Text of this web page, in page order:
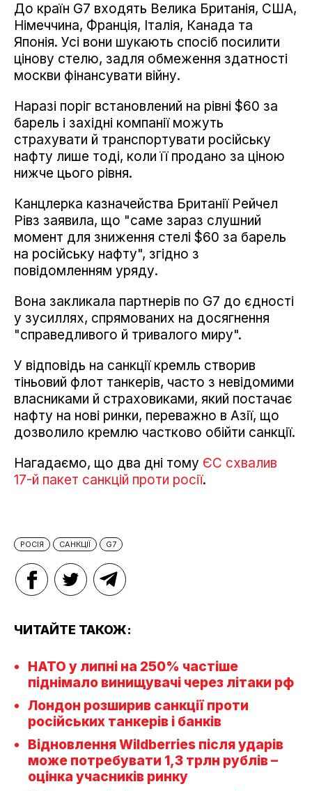
До країн G7 входять Велика Британія, США,
Німеччина, Франція, Італія, Канада та
Японія. Усі вони шукають спосіб посилити
цінову стелю, задля обмеження здатності
москви фінансувати війну.
Наразі поріг встановлений на рівні $60 за
барель і західні компанії можуть
страхувати й транспортувати російську
нафту лише тоді, коли її продано за ціною
нижче цього рівня.
Канцлерка казначейства Британії Рейчел
Рівз заявила, що "саме зараз слушний
момент для зниження стелі $60 за барель
на російську нафту", згідно з
повідомленням уряду.
Вона закликала партнерів по G7 до єдності
у зусиллях, спрямованих на досягнення
"справедливого й тривалого миру".
У відповідь на санкції кремль створив
тіньовий флот танкерів, часто з невідомими
власниками й страховиками, який постачає
нафту на нові ринки, переважно в Азії, що
дозволило кремлю частково обійти санкції.
Нагадаємо, що два дні тому ЄС схвалив
17-й пакет санкцій проти росії.
РОСІЯ САНКЦІЇ G7
ЧИТАЙТЕ ТАКОЖ:
НАТО у липні на 250% частіше
піднімало винищувачі через літаки рф
Лондон розширив санкції проти
російських танкерів і банків
Відновлення Wildberries після ударів
може потребувати 1,3 трлн рублів –
оцінка учасників ринку